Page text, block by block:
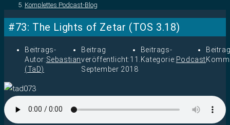
Komplettes Podcast-Blog
#73: The Lights of Zetar (TOS 3.18)
Beitrags-
Autor:Sebastian
(TaD)
Beitrag
veröffentlicht:11.
September 2018
Beitrags-
Kategorie: Podcast